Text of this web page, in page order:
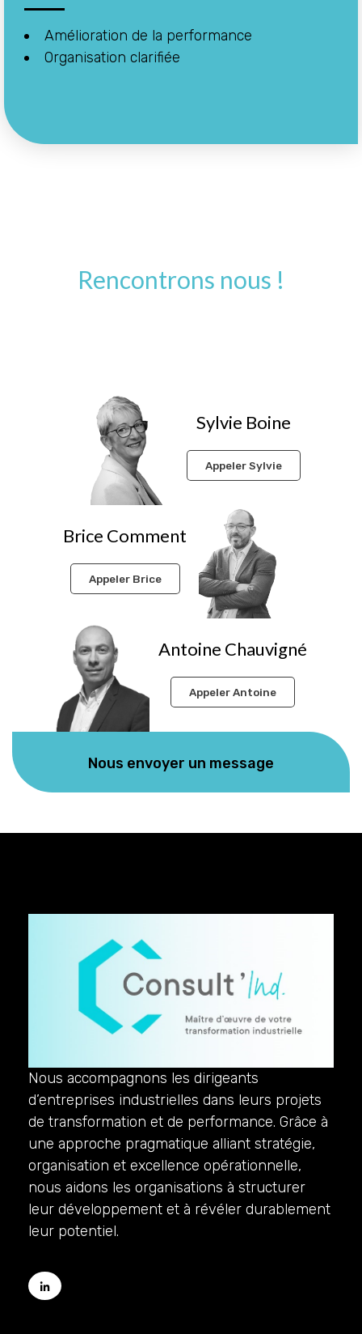
Amélioration de la performance
Organisation clarifiée
Rencontrons nous !
Sylvie Boine
Appeler Sylvie
Brice Comment
Appeler Brice
Antoine Chauvigné
Appeler Antoine
Nous envoyer un message
Nous accompagnons les dirigeants
d’entreprises industrielles dans leurs projets
de transformation et de performance. Grâce à
une approche pragmatique alliant stratégie,
organisation et excellence opérationnelle,
nous aidons les organisations à structurer
leur développement et à révéler durablement
leur potentiel.